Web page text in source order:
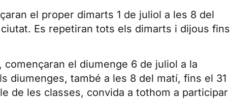
el proper dimarts 1 de juliol a les 8 del
Es repetiran tots els dimarts i dijous fins
començaran el diumenge 6 de juliol a la
diumenges, també a les 8 del matí, fins el 31
de les classes, convida a tothom a participar